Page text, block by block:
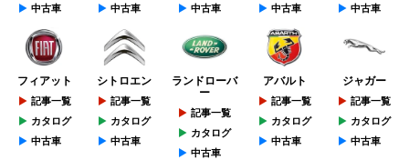
中古車
中古車
中古車
中古車
中古車
フィアット
記事一覧
カタログ
中古車
シトロエン
記事一覧
カタログ
中古車
ランドローバ
ー
記事一覧
カタログ
中古車
アバルト
記事一覧
カタログ
中古車
ジャガー
記事一覧
カタログ
中古車